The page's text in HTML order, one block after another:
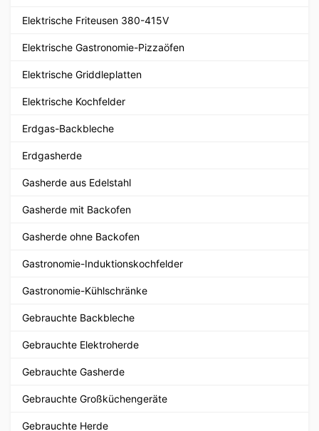
Elektrische Friteusen 380-415V
Elektrische Gastronomie-Pizzaöfen
Elektrische Griddleplatten
Elektrische Kochfelder
Erdgas-Backbleche
Erdgasherde
Gasherde aus Edelstahl
Gasherde mit Backofen
Gasherde ohne Backofen
Gastronomie-Induktionskochfelder
Gastronomie-Kühlschränke
Gebrauchte Backbleche
Gebrauchte Elektroherde
Gebrauchte Gasherde
Gebrauchte Großküchengeräte
Gebrauchte Herde